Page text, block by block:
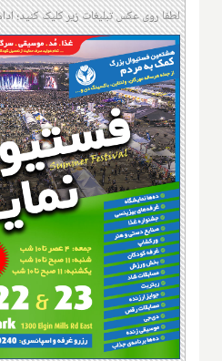
لطفا روی عکس تبلیغات زیر کلیک کنید؛